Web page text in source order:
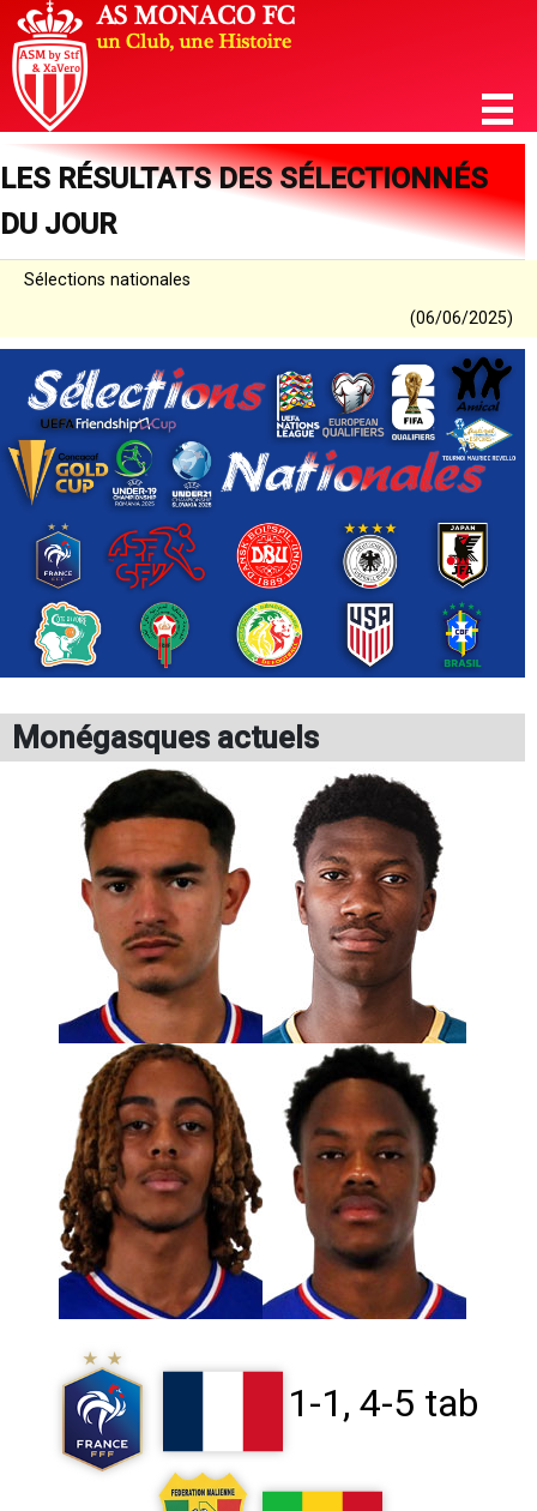
LES RÉSULTATS DES SÉLECTIONNÉS
DU JOUR
Sélections nationales
(06/06/2025)
Monégasques actuels
1-1, 4-5 tab